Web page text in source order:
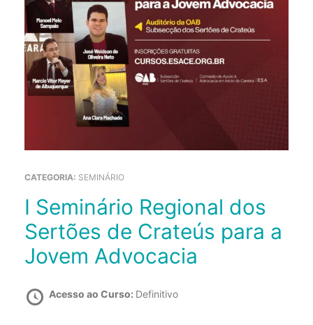
CATEGORIA: SEMINÁRIO
I Seminário Regional dos
Sertões de Crateús para a
Jovem Advocacia
Acesso ao Curso: Definitivo